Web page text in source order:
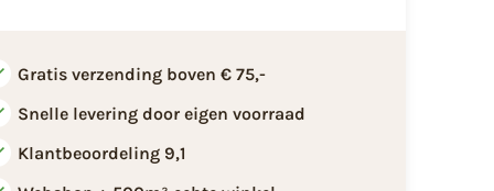
Gratis verzending boven € 75,-
Snelle levering door eigen voorraad
Klantbeoordeling 9,1